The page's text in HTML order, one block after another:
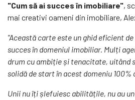
"Cum să ai succes în imobiliare",
mai creativi oameni din imobiliare,
"Această carte este un ghid eficient
succes în domeniul imobiliar. Mulți
drum cu ambiție și tenacitate, uitând
solidă de start în acest domeniu
Unii nu îți șlefuiesc abilitățile, nu au